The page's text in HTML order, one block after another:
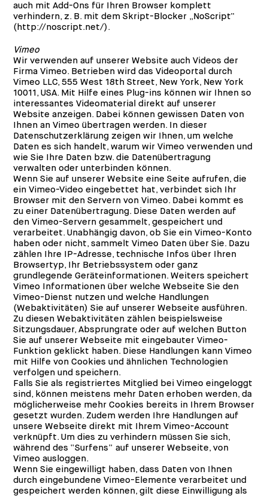
auch mit Add-Ons für Ihren Browser komplett
verhindern, z. B. mit dem Skript-Blocker „NoScript“
( http://noscript.net/).
Vimeo
Wir verwenden auf unserer Website auch Videos der
Firma Vimeo. Betrieben wird das Videoportal durch
Vimeo LLC, 555 West 18th Street, New York, New York
10011, USA. Mit Hilfe eines Plug-ins können wir Ihnen so
interessantes Videomaterial direkt auf unserer
Website anzeigen. Dabei können gewissen Daten von
Ihnen an Vimeo übertragen werden. In dieser
Datenschutzerklärung zeigen wir Ihnen, um welche
Daten es sich handelt, warum wir Vimeo verwenden und
wie Sie Ihre Daten bzw. die Datenübertragung
verwalten oder unterbinden können.
Wenn Sie auf unserer Website eine Seite aufrufen, die
ein Vimeo-Video eingebettet hat, verbindet sich Ihr
Browser mit den Servern von Vimeo. Dabei kommt es
zu einer Datenübertragung. Diese Daten werden auf
den Vimeo-Servern gesammelt, gespeichert und
verarbeitet. Unabhängig davon, ob Sie ein Vimeo-Konto
haben oder nicht, sammelt Vimeo Daten über Sie. Dazu
zählen Ihre IP-Adresse, technische Infos über Ihren
Browsertyp, Ihr Betriebssystem oder ganz
grundlegende Geräteinformationen. Weiters speichert
Vimeo Informationen über welche Webseite Sie den
Vimeo-Dienst nutzen und welche Handlungen
(Webaktivitäten) Sie auf unserer Webseite ausführen.
Zu diesen Webaktivitäten zählen beispielsweise
Sitzungsdauer, Absprungrate oder auf welchen Button
Sie auf unserer Webseite mit eingebauter Vimeo-
Funktion geklickt haben. Diese Handlungen kann Vimeo
mit Hilfe von Cookies und ähnlichen Technologien
verfolgen und speichern.
Falls Sie als registriertes Mitglied bei Vimeo eingeloggt
sind, können meistens mehr Daten erhoben werden, da
möglicherweise mehr Cookies bereits in Ihrem Browser
gesetzt wurden. Zudem werden Ihre Handlungen auf
unsere Webseite direkt mit Ihrem Vimeo-Account
verknüpft. Um dies zu verhindern müssen Sie sich,
während des “Surfens” auf unserer Webseite, von
Vimeo ausloggen.
Wenn Sie eingewilligt haben, dass Daten von Ihnen
durch eingebundene Vimeo-Elemente verarbeitet und
gespeichert werden können, gilt diese Einwilligung als